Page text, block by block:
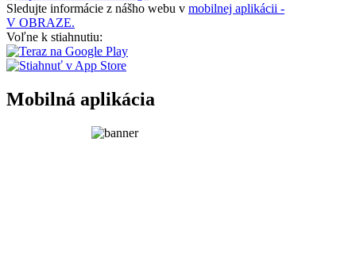
Sledujte informácie z nášho webu v mobilnej aplikácii -
V OBRAZE.
Voľne k stiahnutiu:
Mobilná aplikácia